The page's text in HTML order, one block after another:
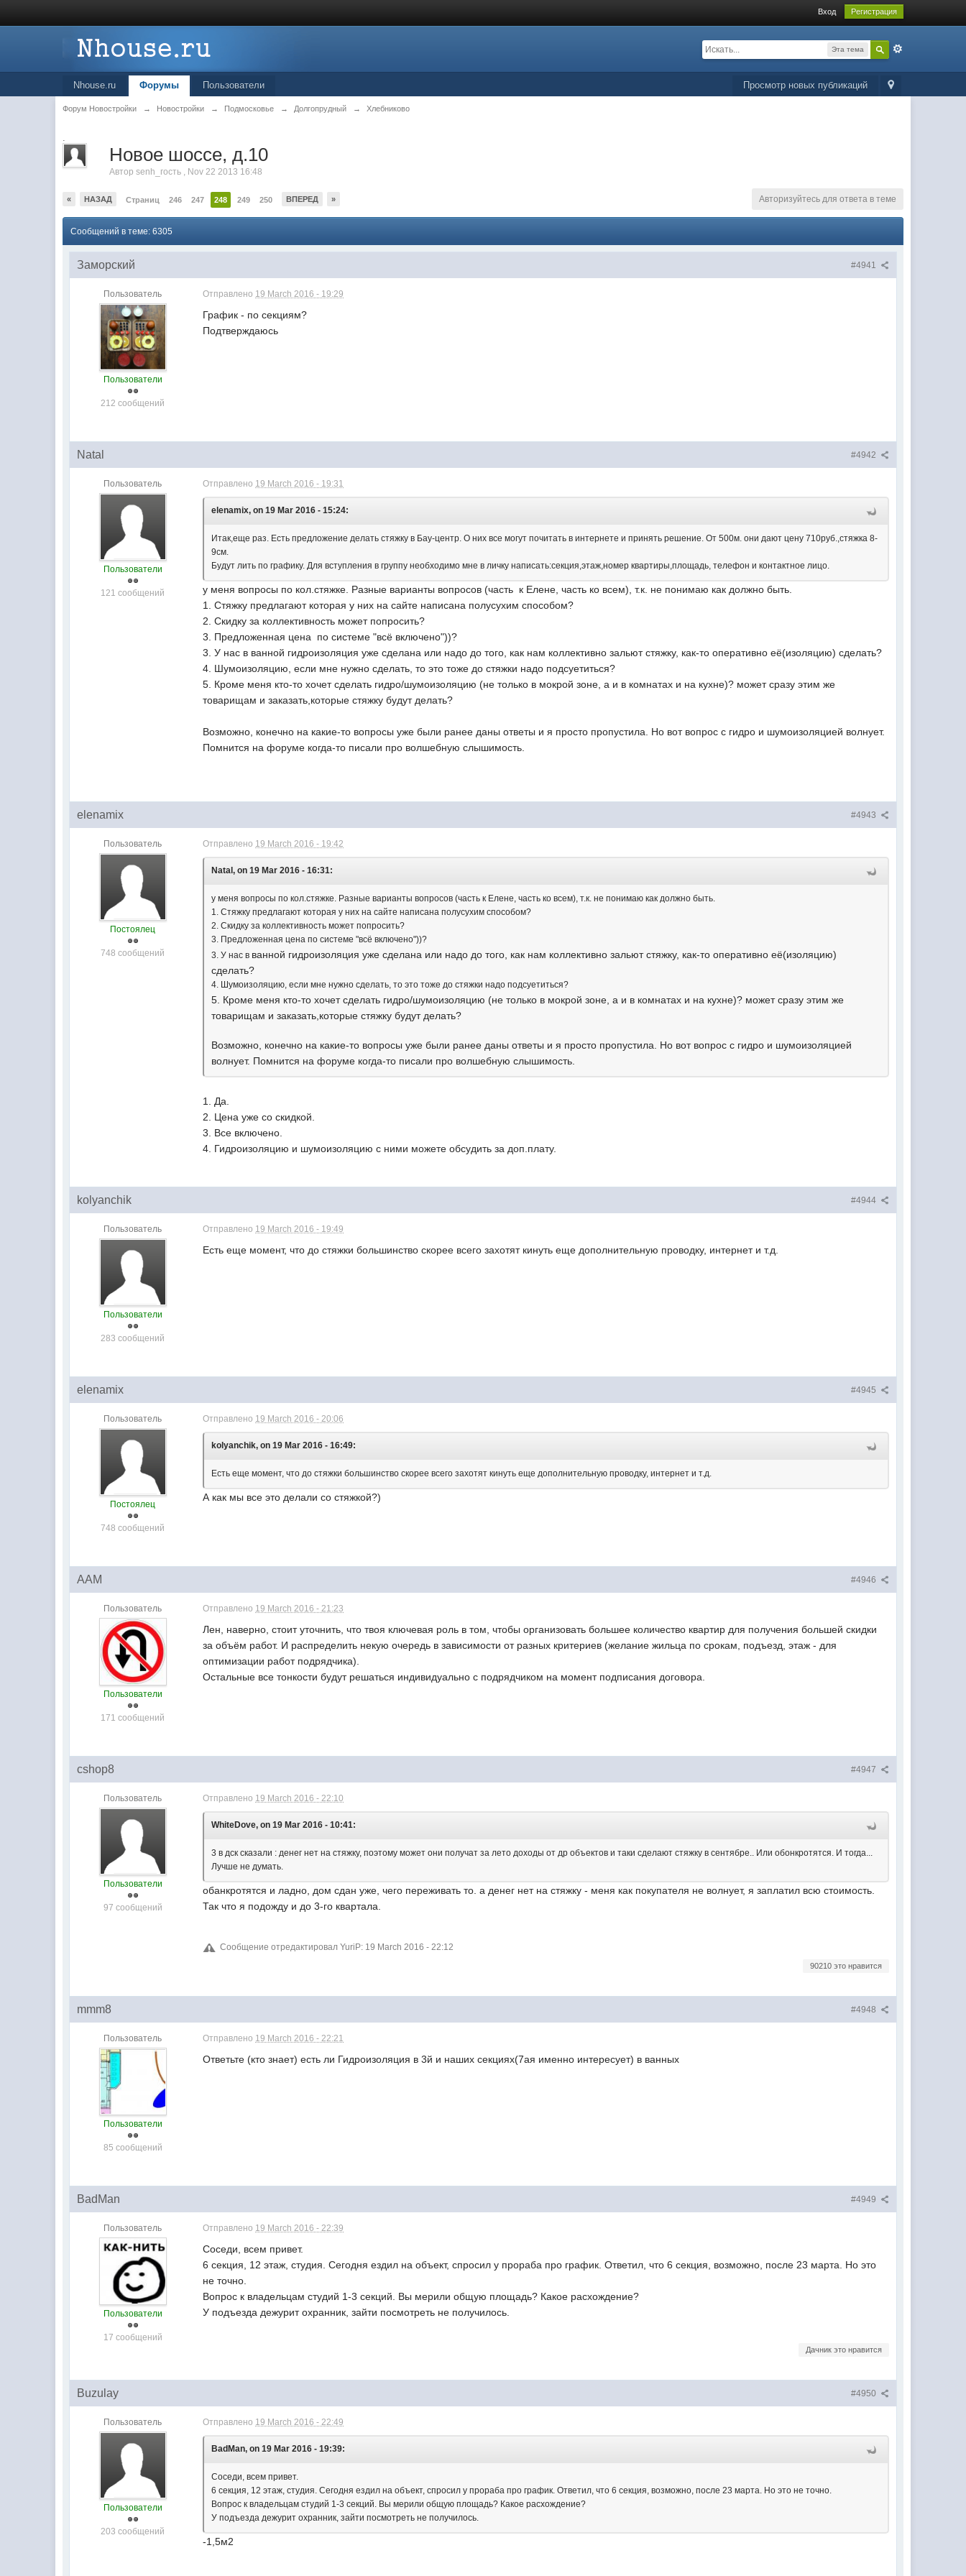
Вход Регистрация
Эта тема
Просмотр новых публикаций
Nhouse.ru Форумы Пользователи
Форум Новостройки → Новостройки → Подмосковье → Долгопрудный → Хлебниково
.
Новое шоссе, д.10
Авторsenh_гость , Nov 22 2013 16:48
« НАЗАД Страниц 246 247 248 249 250 ВПЕРЕД » Авторизуйтесь для ответа в теме
Сообщений в теме: 6305
#4941
Заморский
Пользователь
Пользователи
212 сообщений
Отправлено 19 March 2016 - 19:29
График - по секциям?
Подтверждаюсь
#4942
Natal
Пользователь
Пользователи
121 сообщений
Отправлено 19 March 2016 - 19:31
elenamix, on 19 Mar 2016 - 15:24:
Итак,еще раз. Есть предложение делать стяжку в Бау-центр. О них все могут почитать в интернете и принять решение. От 500м. они дают цену 710руб.,стяжка 8-
9см.
Будут лить по графику. Для вступления в группу необходимо мне в личку написать:секция,этаж,номер квартиры,площадь, телефон и контактное лицо.
у меня вопросы по кол.стяжке. Разные варианты вопросов (часть к Елене, часть ко всем), т.к. не понимаю как должно быть.
1. Стяжку предлагают которая у них на сайте написана полусухим способом?
2. Скидку за коллективность может попросить?
3. Предложенная цена по системе "всё включено"))?
3. У нас в ванной гидроизоляция уже сделана или надо до того, как нам коллективно зальют стяжку, как-то оперативно её(изоляцию) сделать?
4. Шумоизоляцию, если мне нужно сделать, то это тоже до стяжки надо подсуетиться?
5. Кроме меня кто-то хочет сделать гидро/шумоизоляцию (не только в мокрой зоне, а и в комнатах и на кухне)? может сразу этим же
товарищам и заказать,которые стяжку будут делать?
Возможно, конечно на какие-то вопросы уже были ранее даны ответы и я просто пропустила. Но вот вопрос с гидро и шумоизоляцией волнует.
Помнится на форуме когда-то писали про волшебную слышимость.
#4943
elenamix
Пользователь
Постоялец
748 сообщений
Отправлено 19 March 2016 - 19:42
Natal, on 19 Mar 2016 - 16:31:
у меня вопросы по кол.стяжке. Разные варианты вопросов (часть к Елене, часть ко всем), т.к. не понимаю как должно быть.
1. Стяжку предлагают которая у них на сайте написана полусухим способом?
2. Скидку за коллективность может попросить?
3. Предложенная цена по системе "всё включено"))?
3. У нас в ванной гидроизоляция уже сделана или надо до того, как нам коллективно зальют стяжку, как-то оперативно её(изоляцию)
сделать?
4. Шумоизоляцию, если мне нужно сделать, то это тоже до стяжки надо подсуетиться?
5. Кроме меня кто-то хочет сделать гидро/шумоизоляцию (не только в мокрой зоне, а и в комнатах и на кухне)? может сразу этим же
товарищам и заказать,которые стяжку будут делать?
Возможно, конечно на какие-то вопросы уже были ранее даны ответы и я просто пропустила. Но вот вопрос с гидро и шумоизоляцией
волнует. Помнится на форуме когда-то писали про волшебную слышимость.
1. Да.
2. Цена уже со скидкой.
3. Все включено.
4. Гидроизоляцию и шумоизоляцию с ними можете обсудить за доп.плату.
#4944
kolyanchik
Пользователь
Пользователи
283 сообщений
Отправлено 19 March 2016 - 19:49
Есть еще момент, что до стяжки большинство скорее всего захотят кинуть еще дополнительную проводку, интернет и т.д.
#4945
elenamix
Пользователь
Постоялец
748 сообщений
Отправлено 19 March 2016 - 20:06
kolyanchik, on 19 Mar 2016 - 16:49:
Есть еще момент, что до стяжки большинство скорее всего захотят кинуть еще дополнительную проводку, интернет и т.д.
А как мы все это делали со стяжкой?)
#4946
AAM
Пользователь
Пользователи
171 сообщений
Отправлено 19 March 2016 - 21:23
Лен, наверно, стоит уточнить, что твоя ключевая роль в том, чтобы организовать большее количество квартир для получения большей скидки
за объём работ. И распределить некую очередь в зависимости от разных критериев (желание жильца по срокам, подъезд, этаж - для
оптимизации работ подрядчика).
Остальные все тонкости будут решаться индивидуально с подрядчиком на момент подписания договора.
#4947
cshop8
Пользователь
Пользователи
97 сообщений
Отправлено 19 March 2016 - 22:10
WhiteDove, on 19 Mar 2016 - 10:41:
3 в дск сказали : денег нет на стяжку, поэтому может они получат за лето доходы от др объектов и таки сделают стяжку в сентябре.. Или обонкротятся. И тогда...
Лучше не думать.
обанкротятся и ладно, дом сдан уже, чего переживать то. а денег нет на стяжку - меня как покупателя не волнует, я заплатил всю стоимость.
Так что я подожду и до 3-го квартала.
Сообщение отредактировал YuriP: 19 March 2016 - 22:12
90210 это нравится
#4948
mmm8
Пользователь
Пользователи
85 сообщений
Отправлено 19 March 2016 - 22:21
Ответьте (кто знает) есть ли Гидроизоляция в 3й и наших секциях(7ая именно интересует) в ванных
#4949
BadMan
Пользователь
Пользователи
17 сообщений
Отправлено 19 March 2016 - 22:39
Соседи, всем привет.
6 секция, 12 этаж, студия. Сегодня ездил на объект, спросил у прораба про график. Ответил, что 6 секция, возможно, после 23 марта. Но это
не точно.
Вопрос к владельцам студий 1-3 секций. Вы мерили общую площадь? Какое расхождение?
У подъезда дежурит охранник, зайти посмотреть не получилось.
Дачник это нравится
#4950
Buzulay
Пользователь
Пользователи
203 сообщений
Отправлено 19 March 2016 - 22:49
BadMan, on 19 Mar 2016 - 19:39:
Соседи, всем привет.
6 секция, 12 этаж, студия. Сегодня ездил на объект, спросил у прораба про график. Ответил, что 6 секция, возможно, после 23 марта. Но это не точно.
Вопрос к владельцам студий 1-3 секций. Вы мерили общую площадь? Какое расхождение?
У подъезда дежурит охранник, зайти посмотреть не получилось.
-1,5м2